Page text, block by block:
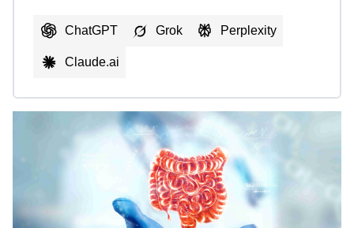
ChatGPT Grok Perplexity
Claude.ai